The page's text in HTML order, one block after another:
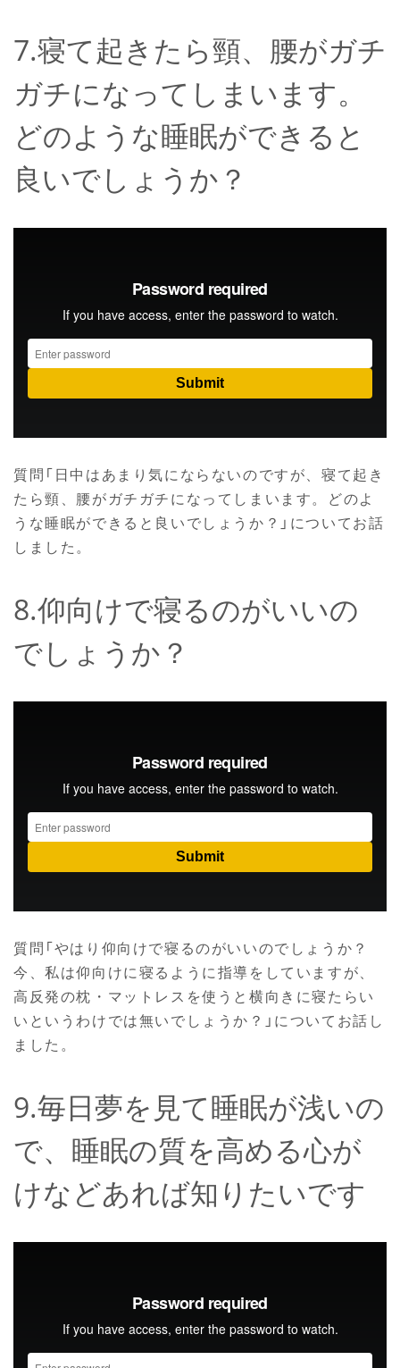
7.寝て起きたら頸、腰がガチ
ガチになってしまいます。
どのような睡眠ができると
良いでしょうか？
質問「日中はあまり気にならないのですが、寝て起き
たら頸、腰がガチガチになってしまいます。どのよ
うな睡眠ができると良いでしょうか？」についてお話
しました。
8.仰向けで寝るのがいいの
でしょうか？
質問「やはり仰向けで寝るのがいいのでしょうか？
今、私は仰向けに寝るように指導をしていますが、
高反発の枕・マットレスを使うと横向きに寝たらい
いというわけでは無いでしょうか？」についてお話し
ました。
9.毎日夢を見て睡眠が浅いの
で、睡眠の質を高める心が
けなどあれば知りたいです